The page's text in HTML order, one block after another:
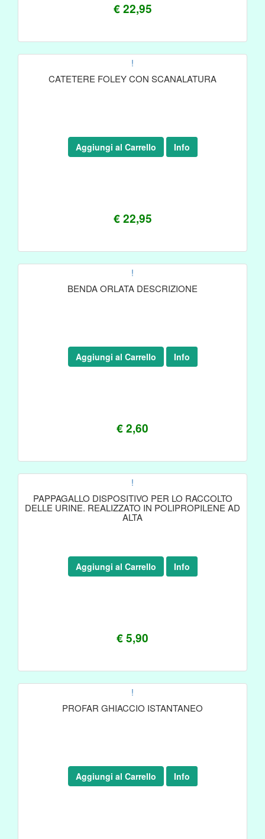
€ 22,95
!
CATETERE FOLEY CON SCANALATURA
€ 22,95
Aggiungi al Carrello Info
!
BENDA ORLATA DESCRIZIONE
€ 2,60
Aggiungi al Carrello Info
!
PAPPAGALLO DISPOSITIVO PER LO RACCOLTO
DELLE URINE. REALIZZATO IN POLIPROPILENE AD
ALTA
€ 5,90
Aggiungi al Carrello Info
!
PROFAR GHIACCIO ISTANTANEO
Aggiungi al Carrello Info